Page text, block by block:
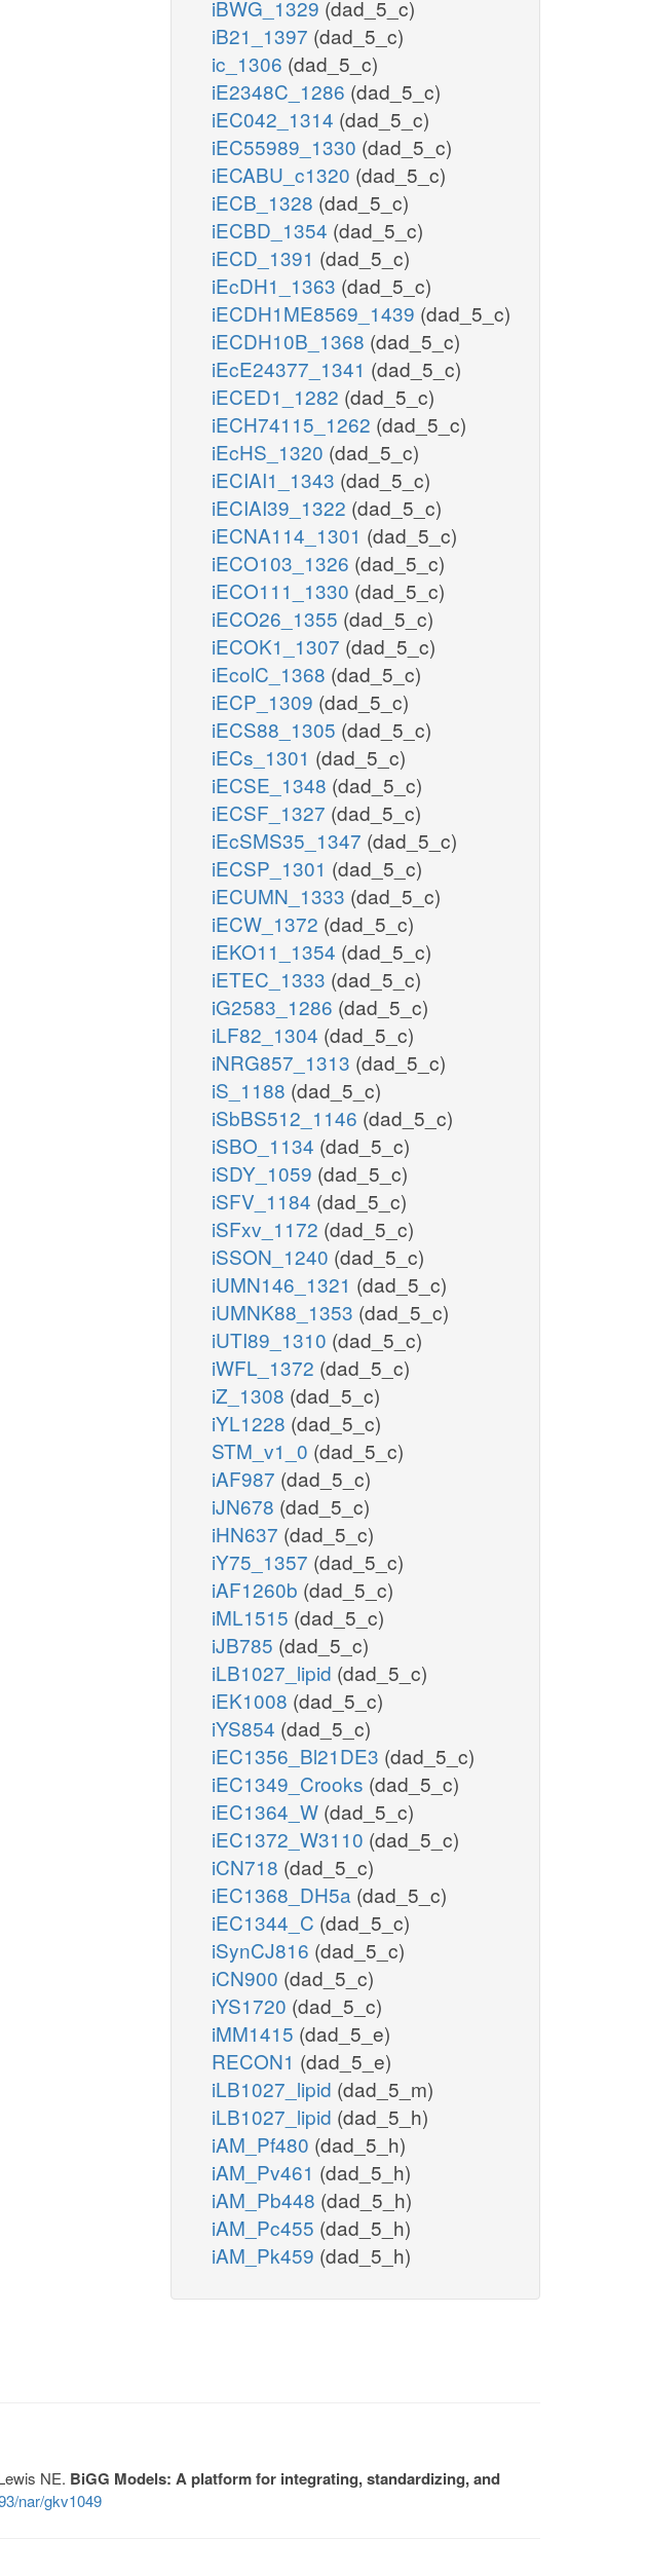
iBWG_1329 (dad_5_c)
iB21_1397 (dad_5_c)
ic_1306 (dad_5_c)
iE2348C_1286 (dad_5_c)
iEC042_1314 (dad_5_c)
iEC55989_1330 (dad_5_c)
iECABU_c1320 (dad_5_c)
iECB_1328 (dad_5_c)
iECBD_1354 (dad_5_c)
iECD_1391 (dad_5_c)
iEcDH1_1363 (dad_5_c)
iECDH1ME8569_1439 (dad_5_c)
iECDH10B_1368 (dad_5_c)
iEcE24377_1341 (dad_5_c)
iECED1_1282 (dad_5_c)
iECH74115_1262 (dad_5_c)
iEcHS_1320 (dad_5_c)
iECIAI1_1343 (dad_5_c)
iECIAI39_1322 (dad_5_c)
iECNA114_1301 (dad_5_c)
iECO103_1326 (dad_5_c)
iECO111_1330 (dad_5_c)
iECO26_1355 (dad_5_c)
iECOK1_1307 (dad_5_c)
iEcolC_1368 (dad_5_c)
iECP_1309 (dad_5_c)
iECS88_1305 (dad_5_c)
iECs_1301 (dad_5_c)
iECSE_1348 (dad_5_c)
iECSF_1327 (dad_5_c)
iEcSMS35_1347 (dad_5_c)
iECSP_1301 (dad_5_c)
iECUMN_1333 (dad_5_c)
iECW_1372 (dad_5_c)
iEKO11_1354 (dad_5_c)
iETEC_1333 (dad_5_c)
iG2583_1286 (dad_5_c)
iLF82_1304 (dad_5_c)
iNRG857_1313 (dad_5_c)
iS_1188 (dad_5_c)
iSbBS512_1146 (dad_5_c)
iSBO_1134 (dad_5_c)
iSDY_1059 (dad_5_c)
iSFV_1184 (dad_5_c)
iSFxv_1172 (dad_5_c)
iSSON_1240 (dad_5_c)
iUMN146_1321 (dad_5_c)
iUMNK88_1353 (dad_5_c)
iUTI89_1310 (dad_5_c)
iWFL_1372 (dad_5_c)
iZ_1308 (dad_5_c)
iYL1228 (dad_5_c)
STM_v1_0 (dad_5_c)
iAF987 (dad_5_c)
iJN678 (dad_5_c)
iHN637 (dad_5_c)
iY75_1357 (dad_5_c)
iAF1260b (dad_5_c)
iML1515 (dad_5_c)
iJB785 (dad_5_c)
iLB1027_lipid (dad_5_c)
iEK1008 (dad_5_c)
iYS854 (dad_5_c)
iEC1356_Bl21DE3 (dad_5_c)
iEC1349_Crooks (dad_5_c)
iEC1364_W (dad_5_c)
iEC1372_W3110 (dad_5_c)
iCN718 (dad_5_c)
iEC1368_DH5a (dad_5_c)
iEC1344_C (dad_5_c)
iSynCJ816 (dad_5_c)
iCN900 (dad_5_c)
iYS1720 (dad_5_c)
iMM1415 (dad_5_e)
RECON1 (dad_5_e)
iLB1027_lipid (dad_5_m)
iLB1027_lipid (dad_5_h)
iAM_Pf480 (dad_5_h)
iAM_Pv461 (dad_5_h)
iAM_Pb448 (dad_5_h)
iAM_Pc455 (dad_5_h)
iAM_Pk459 (dad_5_h)
NE. BiGG Models: A platform for integrating, standardizing, and
nar/gkv1049